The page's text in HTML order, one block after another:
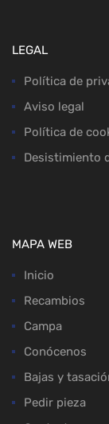
LEGAL
Política de
Aviso legal
Política de
Desistimiento
MAPA WEB
Inicio
Recambios
Campa
Conócenos
Bajas y
Pedir pieza